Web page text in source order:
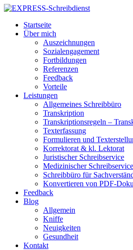
Startseite
Über mich
Auszeichnungen
Sozialengagement
Fortbildungen
Referenzen
Feedback
Vorteile
Leistungen
Allgemeines Schreibbüro
Transkription
Transkriptionsregeln –
Texterfassung
Formulieren und
Korrektorat & kl. Lektorat
Juristischer Schreibservice
Medizinischer Schreibservice
Schreibbüro für
Konvertieren von PDF-
Feedback
Blog
Allgemein
Kniffe
Neuigkeiten
Gesundheit
Kontakt